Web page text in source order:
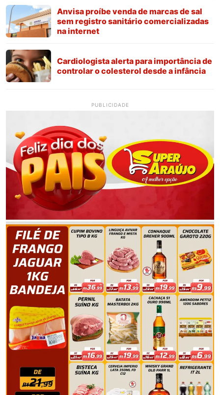
Anvisa proíbe venda de marcas de sal
sem registro sanitário comercializadas
na internet
Cardiologista alerta para importância de
controlar o colesterol desde a infância
PUBLICIDADE